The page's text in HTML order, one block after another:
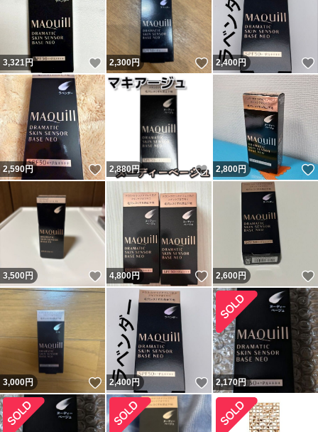
3,321円 いいね！
2,300円 いいね！
2,400円
2,590円 いいね！
2,880円 いいね！
2,800円
3,500円 いいね！
4,800円 いいね！
2,600円
3,000円 いいね！
2,400円 いいね！
2,170円